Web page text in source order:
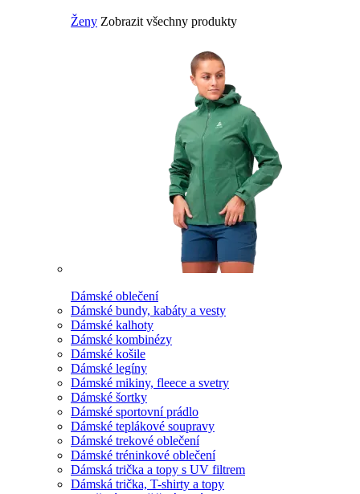
Ženy Zobrazit všechny produkty
Dámské oblečení
Dámské bundy, kabáty a vesty
Dámské kalhoty
Dámské kombinézy
Dámské košile
Dámské legíny
Dámské mikiny, fleece a svetry
Dámské šortky
Dámské sportovní prádlo
Dámské teplákové soupravy
Dámské trekové oblečení
Dámské tréninkové oblečení
Dámská trička a topy s UV filtrem
Dámská trička, T-shirty a topy